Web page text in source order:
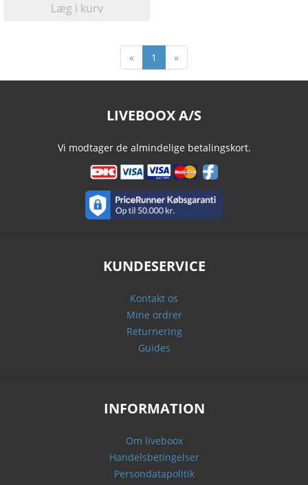
Læg i kurv
« 1 »
LIVEBOOX A/S
Vi modtager de almindelige betalingskort.
KUNDESERVICE
Kontakt os
Mine ordrer
Returnering
Guides
INFORMATION
Om liveboox
Handelsbetingelser
Persondatapolitik